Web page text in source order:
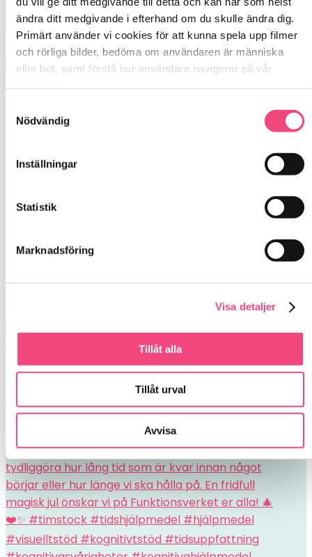
ändra ditt medgivande i efterhand om du skulle ändra dig.
Primärt använder vi cookies för att kunna spela upp filmer
och rörliga bilder, bedöma om användaren är människa
eller bot, samt förstå hur användare navigerar på vår
Nödvändig
Inställningar
Statistik
Marknadsföring
Visa detaljer
Tillåt alla
Tillåt urval
Avvisa